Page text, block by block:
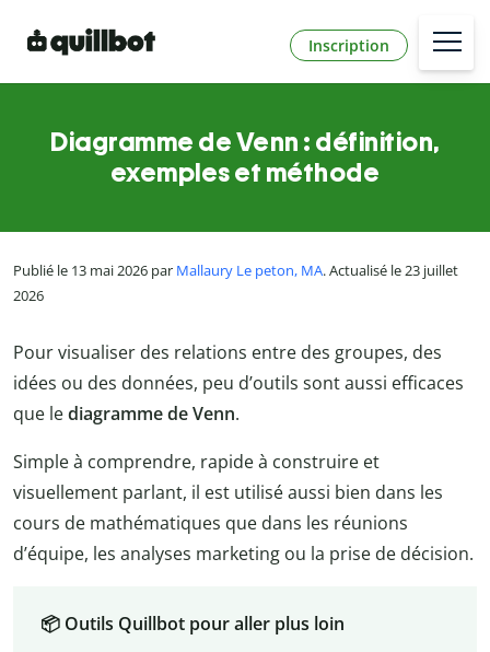
Inscription
Diagramme de Venn : définition,
exemples et méthode
Publié le 13 mai 2026 par Mallaury Le peton, MA. Actualisé le 23 juillet
2026
Pour visualiser des relations entre des groupes, des
idées ou des données, peu d’outils sont aussi efficaces
que lediagramme de Venn.
Simple à comprendre, rapide à construire et
visuellement parlant, il est utilisé aussi bien dans les
cours de mathématiques que dans les réunions
d’équipe, les analyses marketing ou la prise de décision.
📦 Outils Quillbot pour aller plus loin